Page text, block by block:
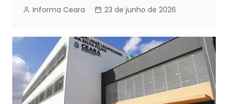
Informa Ceara 23 de junho de 2026